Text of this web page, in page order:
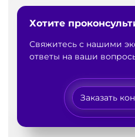
Хотите
Свяжитесь с нашими
ответы на ваши
Заказать